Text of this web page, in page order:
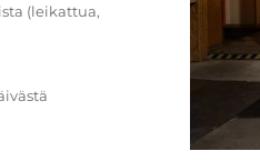
(leikattua,